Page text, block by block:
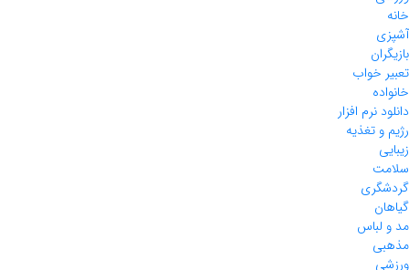
خانه
آشپزی
بازیگران
تعبیر خواب
خانواده
دانلود نرم افزار
رژیم و تغذیه
زیبایی
سلامت
گردشگری
گیاهان
مد و لباس
مذهبی
ورزشی